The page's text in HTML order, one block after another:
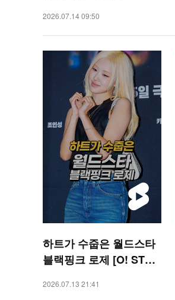
2026.07.14 09:50
하트가 수줍은 월드스타
블랙핑크 로제 [O! STAR
2026.07.13 21:41